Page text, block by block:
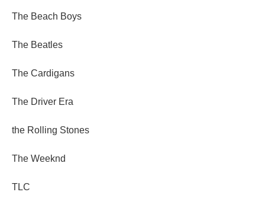
The Beach Boys
The Beatles
The Cardigans
The Driver Era
the Rolling Stones
The Weeknd
TLC